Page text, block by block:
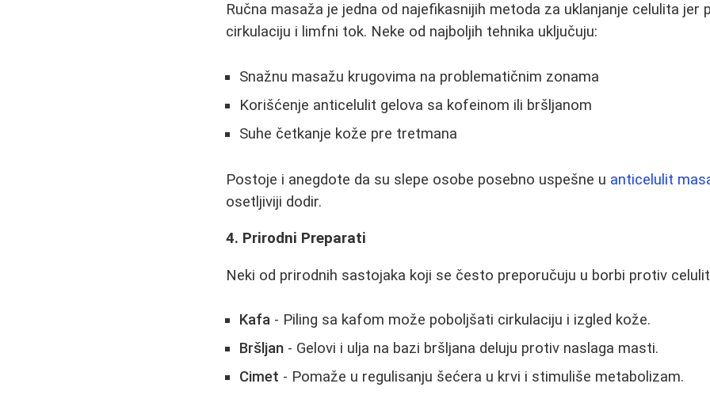
Ručna masaža je jedna od najefikasnijih metoda za uklanjanje celulita jer
cirkulaciju i limfni tok. Neke od najboljih tehnika uključuju:
Snažnu masažu krugovima na problematičnim zonama
Korišćenje anticelulit gelova sa kofeinom ili bršljanom
Suhe četkanje kože pre tretmana
Postoje i anegdote da su slepe osobe posebno uspešne u anticelulit
osetljiviji dodir.
4. Prirodni Preparati
Neki od prirodnih sastojaka koji se često preporučuju u borbi protiv
Kafa - Piling sa kafom može poboljšati cirkulaciju i izgled kože.
Bršljan - Gelovi i ulja na bazi bršljana deluju protiv naslaga masti.
Cimet - Pomaže u regulisanju šećera u krvi i stimuliše metabolizam.